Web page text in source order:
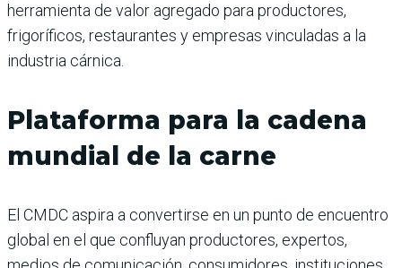
herramienta de valor agregado para productores,
frigoríficos, restaurantes y empresas vinculadas a la
industria cárnica.
Plataforma para la cadena
mundial de la carne
El CMDC aspira a convertirse en un punto de encuentro
global en el que confluyan productores, expertos,